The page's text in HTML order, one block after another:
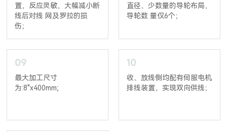
置，反应灵敏，大幅减小断
线后对线 网及罗拉的损
伤；
直径、少数量的导轮布局，
导轮数 量仅6个；
09
最大加工尺寸
为:8"x400mm;
10
收、放线侧均配有伺服电机
排线装置，实现双向供线；